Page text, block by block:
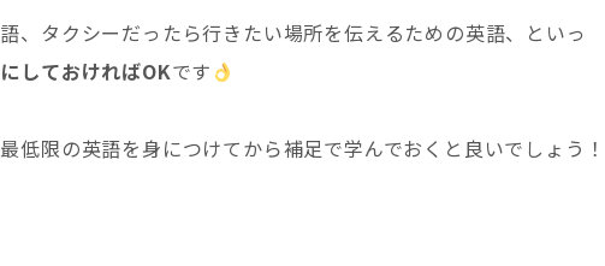
、タクシーだったら行きたい場所を伝えるための英語、といっ
しておければOKです
低限の英語を身につけてから補足で学んでおくと良いでしょう！